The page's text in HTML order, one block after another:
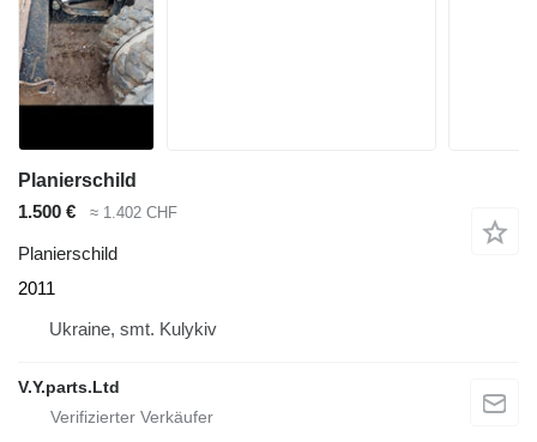
Planierschild
1.500 €
≈ 1.402 CHF
Planierschild
2011
Ukraine, smt. Kulykiv
V.Y.parts.Ltd